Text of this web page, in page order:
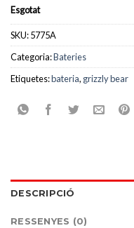
Esgotat
SKU:5775A
Categoria:Bateries
Etiquetes:bateria, grizzly bear
DESCRIPCIÓ
RESSENYES (0)